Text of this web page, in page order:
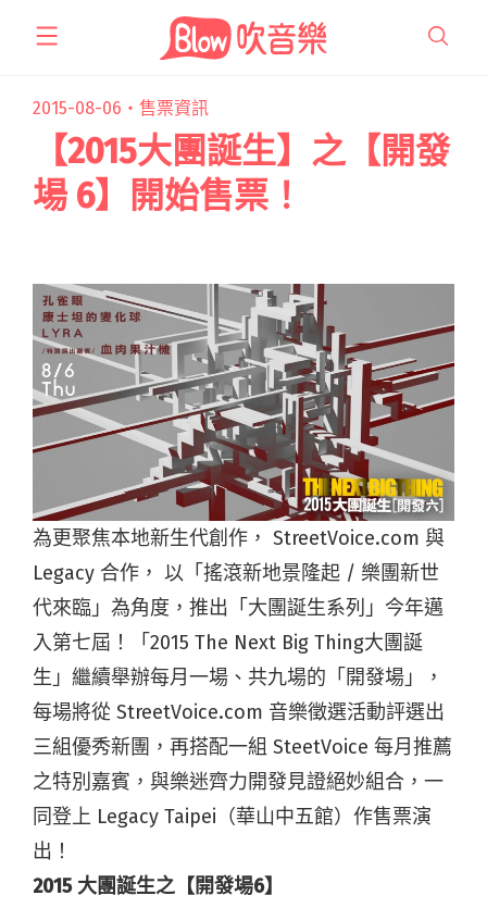
2015-08-06・ 售票資訊
【2015大團誕生】之【開發
場 6】開始售票！
為更聚焦本地新生代創作， StreetVoice.com 與
Legacy 合作， 以「搖滾新地景隆起 / 樂團新世
代來臨」為角度，推出「大團誕生系列」今年邁
入第七屆！「2015 The Next Big Thing大團誕
生」繼續舉辦每月一場、共九場的「開發場」，
每場將從 StreetVoice.com 音樂徵選活動評選出
三組優秀新團，再搭配一組 SteetVoice 每月推薦
之特別嘉賓，與樂迷齊力開發見證絕妙組合，一
同登上 Legacy Taipei（華山中五館）作售票演
出！
2015 大團誕生之【開發場6】